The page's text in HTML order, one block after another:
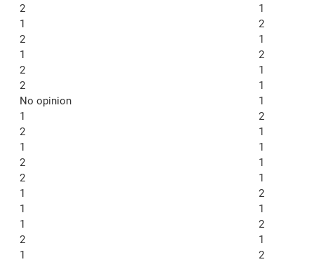
2
1
1
2
2
1
1
2
2
1
2
1
No opinion
1
1
2
2
1
1
1
2
1
2
1
1
2
1
1
1
2
2
1
1
2